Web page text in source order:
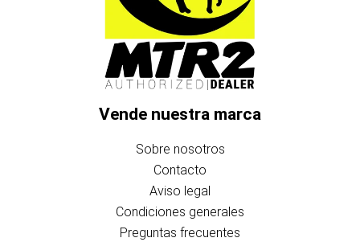
Vende nuestra marca
Sobre nosotros
Contacto
Aviso legal
Condiciones generales
Preguntas frecuentes